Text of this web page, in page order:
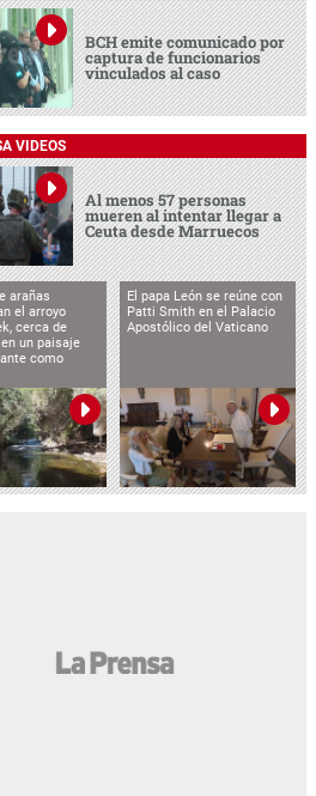
BCH emite comunicado por
captura de funcionarios
vinculados al caso
VIDEOS
Al menos 57 personas
mueren al intentar llegar a
Ceuta desde Marruecos
arañas
el arroyo
cerca de
un paisaje
como
El papa León se reúne con
Patti Smith en el Palacio
Apostólico del Vaticano